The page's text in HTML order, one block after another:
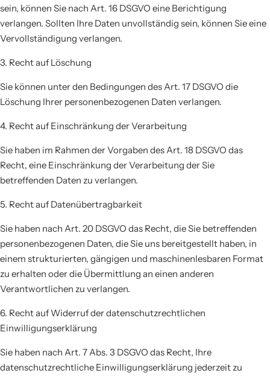
sein, können Sie nach Art. 16 DSGVO eine Berichtigung
verlangen. Sollten Ihre Daten unvollständig sein, können Sie eine
Vervollständigung verlangen.
3. Recht auf Löschung
Sie können unter den Bedingungen des Art. 17 DSGVO die
Löschung Ihrer personenbezogenen Daten verlangen.
4. Recht auf Einschränkung der Verarbeitung
Sie haben im Rahmen der Vorgaben des Art. 18 DSGVO das
Recht, eine Einschränkung der Verarbeitung der Sie
betreffenden Daten zu verlangen.
5. Recht auf Datenübertragbarkeit
Sie haben nach Art. 20 DSGVO das Recht, die Sie betreffenden
personenbezogenen Daten, die Sie uns bereitgestellt haben, in
einem strukturierten, gängigen und maschinenlesbaren Format
zu erhalten oder die Übermittlung an einen anderen
Verantwortlichen zu verlangen.
6. Recht auf Widerruf der datenschutzrechtlichen
Einwilligungserklärung
Sie haben nach Art. 7 Abs. 3 DSGVO das Recht, Ihre
datenschutzrechtliche Einwilligungserklärung jederzeit zu